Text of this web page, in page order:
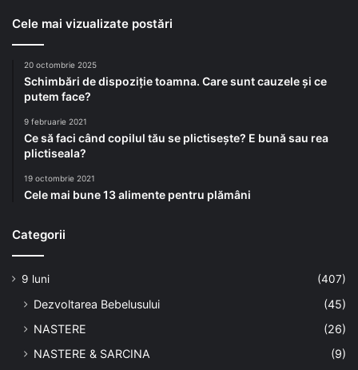
Cele mai vizualizate postări
20 octombrie 2025
Schimbări de dispoziție toamna. Care sunt cauzele și ce
putem face?
9 februarie 2021
Ce să faci când copilul tău se plictisește? E bună sau rea
plictiseala?
19 octombrie 2021
Cele mai bune 13 alimente pentru plămâni
Categorii
9 luni (407)
Dezvoltarea Bebelusului
(45)
NASTERE
(26)
NASTERE & SARCINA
(9)